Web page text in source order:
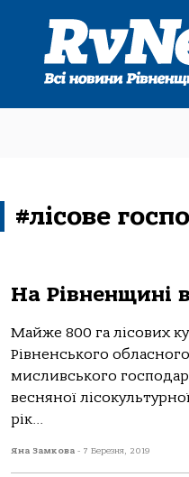
#лісове
На Рівненщині
Майже 800 га лісових
Рівненського
мисливського
весняної
рік...
Яна Замкова - 7 Березня, 2019